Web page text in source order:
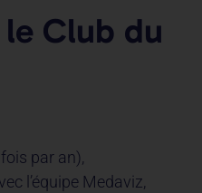
Club du
par an),
l’équipe Medaviz,